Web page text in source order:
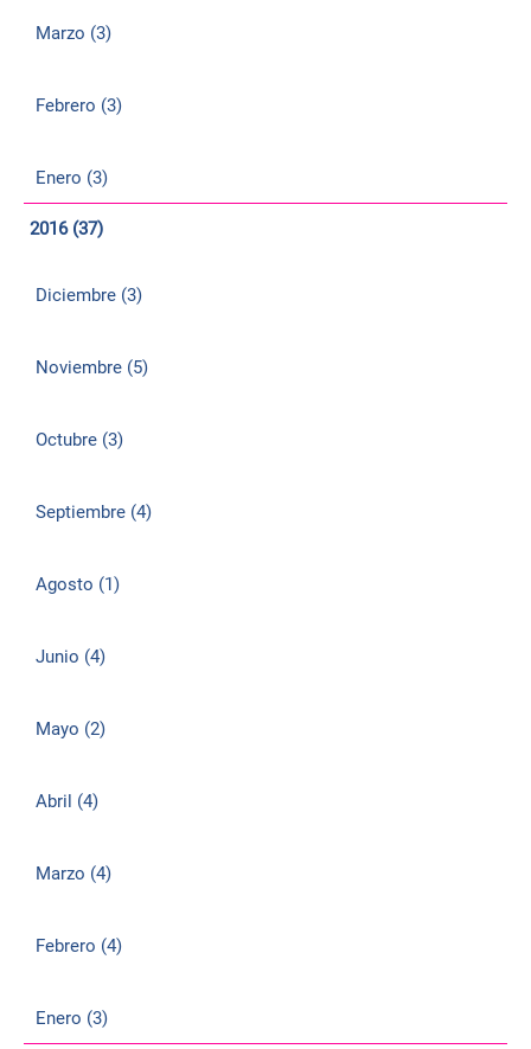
Marzo (3)
Febrero (3)
Enero (3)
2016 (37)
Diciembre (3)
Noviembre (5)
Octubre (3)
Septiembre (4)
Agosto (1)
Junio (4)
Mayo (2)
Abril (4)
Marzo (4)
Febrero (4)
Enero (3)